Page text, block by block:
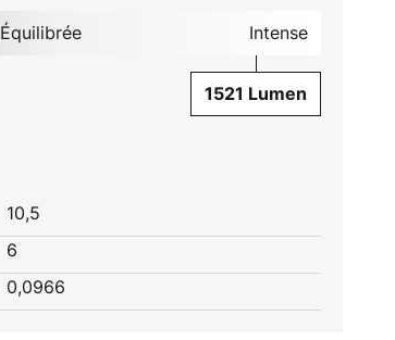
Équilibrée Intense
1521 Lumen
10,5
6
0,0966